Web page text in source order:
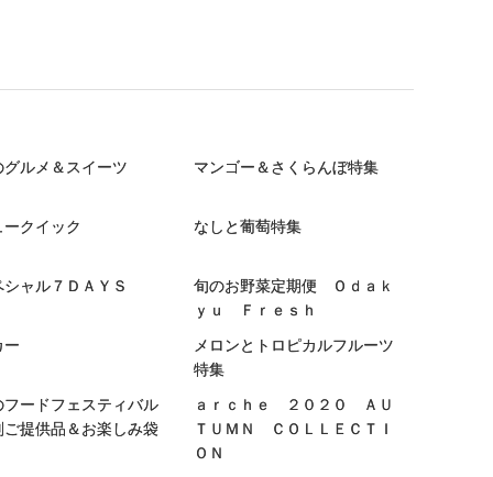
グルメ＆スイーツ マンゴー＆さくらんぼ特集
ークイック なしと葡萄特集
シャル７ＤＡＹＳ
旬のお野菜定期便 Ｏｄａｋ
ｙｕ Ｆｒｅｓｈ
ー
メロンとトロピカルフルーツ
特集
フードフェスティバル
ご提供品＆お楽しみ袋
ａｒｃｈｅ ２０２０ ＡＵ
ＴＵＭＮ ＣＯＬＬＥＣＴＩ
ＯＮ